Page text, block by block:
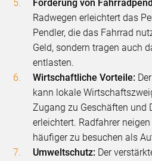
Förderung von
Radwegen erleichtert das
Pendler, die das Fahrrad
Geld, sondern tragen auch
entlasten.
Wirtschaftliche Vorteile:
kann lokale
Zugang zu Geschäften und
erleichtert. Radfahrer
häufiger zu besuchen als
Umweltschutz: Der